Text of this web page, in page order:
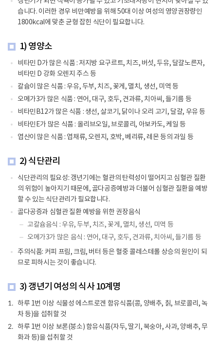
습니다. 이러한 경우 비만예방을 위해 50대 이상 여성의 영양권장량인
1800kcal에 맞춘 균형 잡힌 식단이 필요합니다.
1) 영양소
비타민 D가 많은 식품 : 저지방 요구르트, 치즈, 버섯, 두유, 달걀노른자,
비타민 D 강화 오렌지 주스 등
칼슘이 많은 식품 : 우유, 두부, 치즈, 꽃게, 멸치, 생선, 미역 등
오메가3가 많은 식품 : 연어, 대구, 호두, 견과류, 치아씨, 들기름 등
비타민B12가 많은 식품 : 생선, 살코기, 닭이나 오리 고기, 달걀, 우유 등
비타민E가 많은 식품 : 올리브오일, 브로콜리, 아보카도, 케일 등
엽산이 많은 식품 : 엽채류, 오렌지, 호박, 베리류, 레몬 등의 과일 등
2) 식단관리
식단관리의 필요성: 갱년기에는 혈관의 탄력성이 떨어지고 심혈관 질환
의 위험이 높아지기 때문에, 골다공증예방과 더불어 심혈관 질환을 예방
할 수 있는 식단관리가 필요합니다.
골다공증과 심혈관 질환 예방을 위한 권장음식
고칼슘음식 : 우유, 두부, 치즈, 꽃게, 멸치, 생선, 미역 등
오메가3가 많은 음식 : 연어, 대구, 호두, 견과류, 치아씨, 들기름 등
주의식품: 커피 프림, 크림, 버터 등은 혈중 콜레스테롤 상승의 원인이 되
므로 피하시는 것이 좋습니다.
3) 갱년기 여성의 식사 10계명
1.
하루 1번 이상 식물성 에스트로겐 함유식품(콩, 양배추, 칡, 브로콜리, 녹
차 등)을 섭취할 것
2.
하루 1번 이상 보론(붕소) 함유식품(자두, 딸기, 복숭아, 사과, 양배추, 무
화과 등)을 섭취할 것